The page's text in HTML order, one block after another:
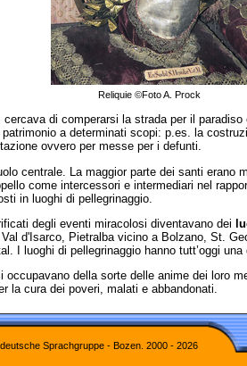
Reliquie ©Foto A. Prock
cercava di comperarsi la strada per il
a determinati scopi: p.es. la
ovvero per messe per i defunti.
centrale. La maggior parte dei santi erano
come intercessori e intermediari nel
in luoghi di pellegrinaggio.
degli eventi miracolosi diventavano dei
d'Isarco, Pietralba vicino a Bolzano, St.
I luoghi di pellegrinaggio hanno tutt’oggi
occupavano della sorte delle anime dei loro
la cura dei poveri, malati e abbandonati.
Sprachgruppe - Bozen. 2000 - 2026